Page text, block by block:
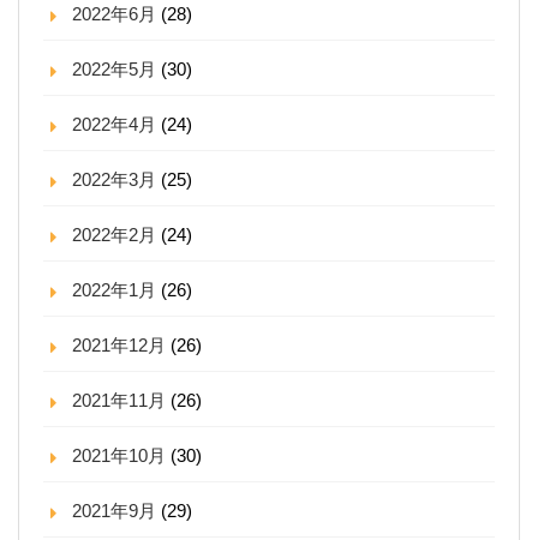
2022年6月 (28)
2022年5月 (30)
2022年4月 (24)
2022年3月 (25)
2022年2月 (24)
2022年1月 (26)
2021年12月 (26)
2021年11月 (26)
2021年10月 (30)
2021年9月 (29)